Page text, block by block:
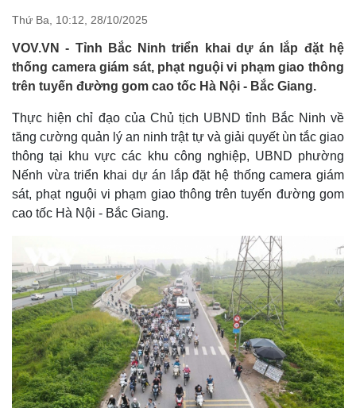
Thứ Ba, 10:12, 28/10/2025
VOV.VN - Tỉnh Bắc Ninh triển khai dự án lắp đặt hệ
thống camera giám sát, phạt nguội vi phạm giao thông
trên tuyến đường gom cao tốc Hà Nội - Bắc Giang.
Thực hiện chỉ đạo của Chủ tịch UBND tỉnh Bắc Ninh về
tăng cường quản lý an ninh trật tự và giải quyết ùn tắc giao
thông tại khu vực các khu công nghiệp, UBND phường
Nếnh vừa triển khai dự án lắp đặt hệ thống camera giám
sát, phạt nguội vi phạm giao thông trên tuyến đường gom
cao tốc Hà Nội - Bắc Giang.